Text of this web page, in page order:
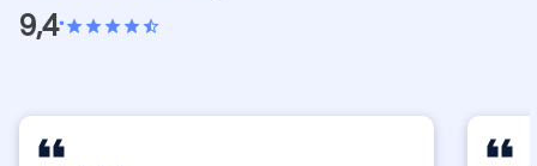
9,4•starstarstarstarstar_half